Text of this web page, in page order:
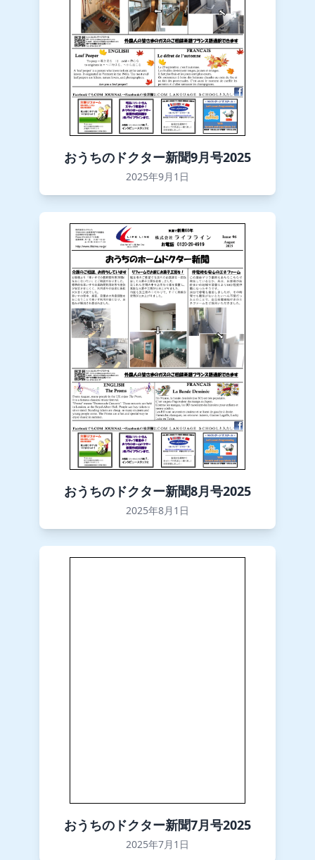
おうちのドクター新聞9月号2025
2025年9月1日
おうちのドクター新聞8月号2025
2025年8月1日
おうちのドクター新聞7月号2025
2025年7月1日